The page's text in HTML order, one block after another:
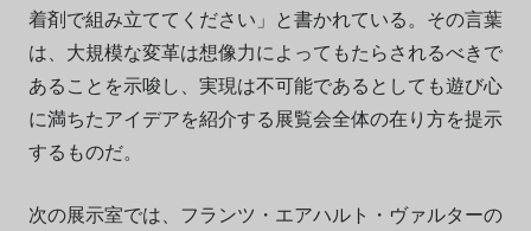
着剤で組み立ててください」と書かれている。その言葉
は、大規模な変革は想像力によってもたらされるべきで
あることを示唆し、実現は不可能であるとしても遊び心
に満ちたアイデアを紹介する展覧会全体の在り方を提示
するものだ。
次の展示室では、フランツ・エアハルト・ヴァルターの